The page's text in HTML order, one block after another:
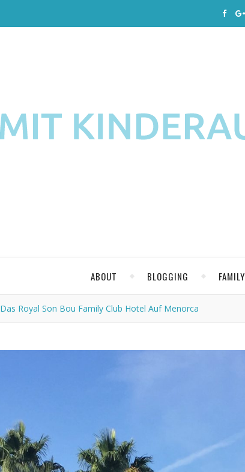
ABOUT BLOGGING FAMILY
Das Royal Son Bou Family Club Hotel Auf Menorca